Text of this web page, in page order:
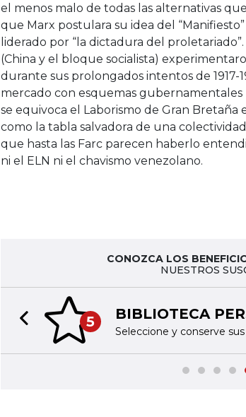
el menos malo de todas las alternativas
que Marx postulara su idea del
liderado por “la dictadura del
(China y el bloque socialista)
durante sus prolongados intentos de 1917-
mercado con esquemas
se equivoca el Laborismo de Gran Bretaña
como la tabla salvadora de una
que hasta las Farc parecen haberlo
ni el ELN ni el chavismo venezolano.
CONOZCA LOS
NUESTROS
5 BIBLIOTECA
Seleccione y conserve
Previous slide